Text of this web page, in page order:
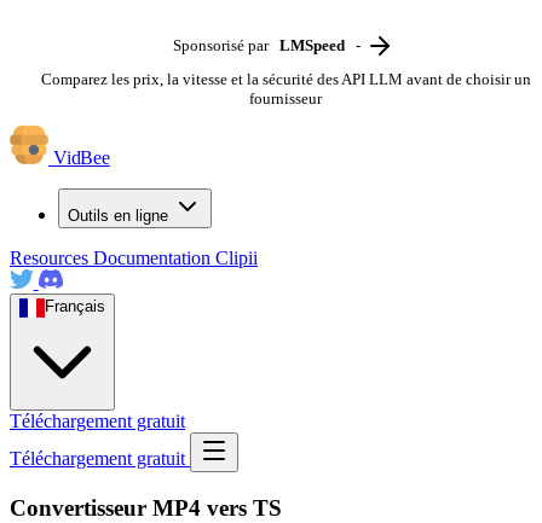
Sponsorisé par LMSpeed
-
Comparez les prix, la vitesse et la sécurité des API LLM avant de choisir un
fournisseur
VidBee
Outils en ligne
Resources Documentation Clipii
Français
Téléchargement gratuit
Téléchargement gratuit
Convertisseur MP4 vers TS